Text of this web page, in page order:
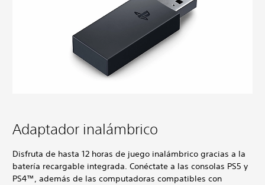
Adaptador inalámbrico
Disfruta de hasta 12 horas de juego inalámbrico gracias a la
batería recargable integrada. Conéctate a las consolas PS5 y
PS4™, además de las computadoras compatibles con